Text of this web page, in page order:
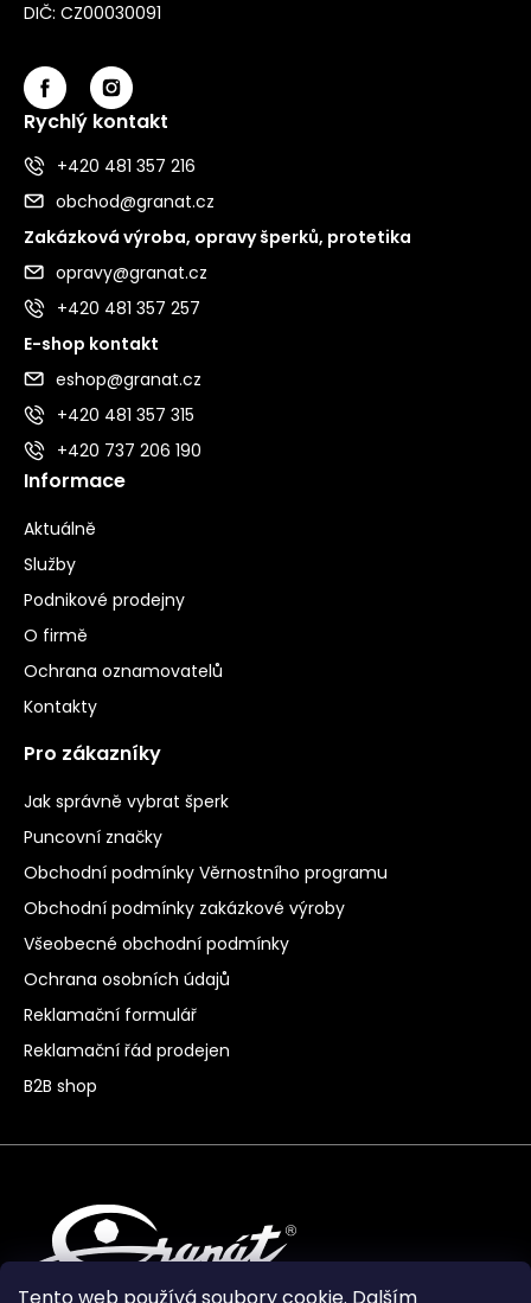
DIČ: CZ00030091
Rychlý kontakt
+420 481 357 216
obchod@granat.cz
Zakázková výroba, opravy šperků, protetika
opravy@granat.cz
+420 481 357 257
E-shop kontakt
eshop@granat.cz
+420 481 357 315
+420 737 206 190
Informace
Aktuálně
Služby
Podnikové prodejny
O firmě
Ochrana oznamovatelů
Kontakty
Pro zákazníky
Jak správně vybrat šperk
Puncovní značky
Obchodní podmínky Věrnostního programu
Obchodní podmínky zakázkové výroby
Všeobecné obchodní podmínky
Ochrana osobních údajů
Reklamační formulář
Reklamační řád prodejen
B2B shop